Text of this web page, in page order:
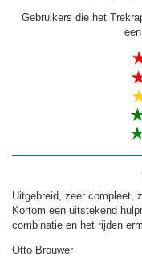
Gebruikers die het
Uitgebreid, zeer compleet,
Kortom een uitstekend
combinatie en het rijden
Otto Brouwer